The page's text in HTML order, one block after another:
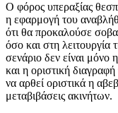
Ο φόρος υπεραξίας
η εφαρμογή του
ότι θα προκαλούσε
όσο και στη λειτουργία
σενάριο δεν είναι
και η οριστική
να αρθεί οριστικά η
μεταβιβάσεις ακινήτων.